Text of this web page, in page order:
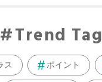
Trend Tag
ス ポイント